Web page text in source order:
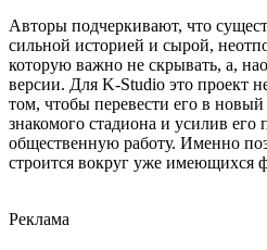
Авторы подчеркивают, что
сильной историей и сырой,
которую важно не скрывать, а,
версии. Для K-Studio это проект
том, чтобы перевести его в
знакомого стадиона и усилив его
общественную работу. Именно
строится вокруг уже имеющихся
Реклама